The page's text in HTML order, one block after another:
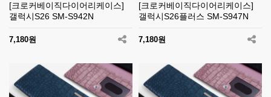
[크로커베이직다이어리케이스]
갤럭시S26 SM-S942N
7,180원
[크로커베이직다이어리케이스]
갤럭시S26플러스 SM-S947N
7,180원